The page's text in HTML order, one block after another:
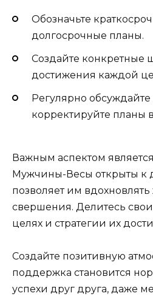
Обозначьте
долгосрочные планы.
Создайте конкретные
достижения каждой
Регулярно обсуждайте
корректируйте планы
Важным аспектом
Мужчины-Весы открыты к
позволяет им
свершения. Делитесь
целях и стратегии их
Создайте позитивную
поддержка становится
успехи друг друга, даже